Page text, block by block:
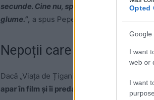
Opted
Google
I want
web or
I want
secunde. Cine nu, sper să asculte și să-și
glume.”, a spus Pepe.
Nepoții care duc muzica
Dacă „Viața de Țigani” are un fir muzical al
apar în film și îi predau, fiecare în felul lui,